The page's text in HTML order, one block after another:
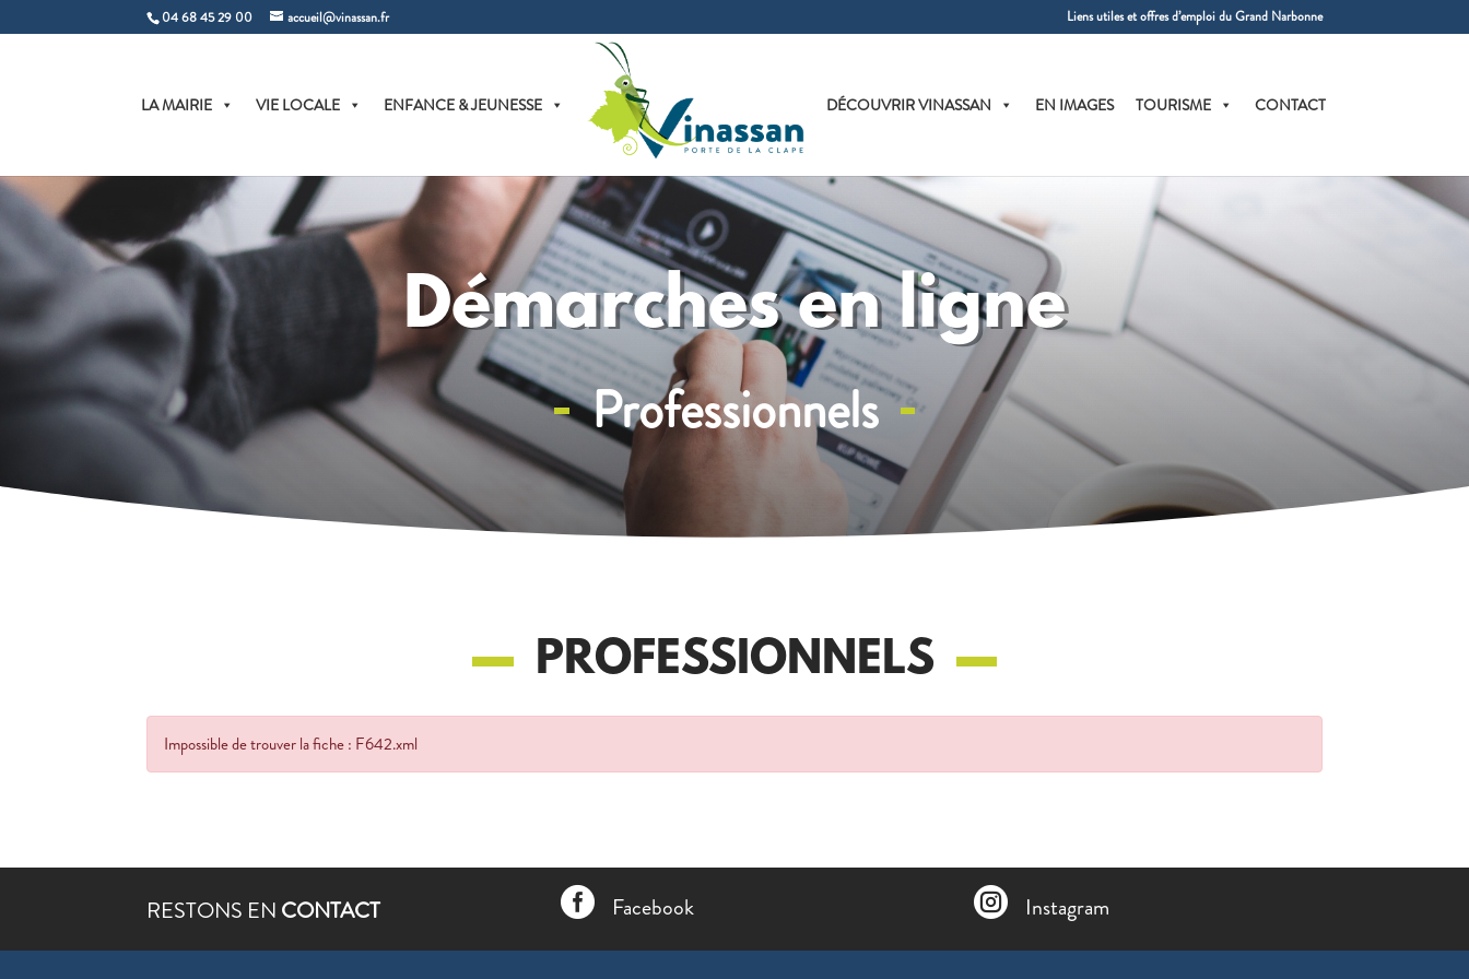
04 68 45 29 00 accueil@vinassan.fr Liens utiles et offres d’emploi du Grand Narbonne
LA MAIRIE VIE LOCALE ENFANCE & JEUNESSE DÉCOUVRIR VINASSAN EN IMAGES TOURISME CONTACT
Démarches en ligne
Professionnels
PROFESSIONNELS
Impossible de trouver la fiche : F642.xml
RESTONS EN CONTACT  Facebook  Instagram